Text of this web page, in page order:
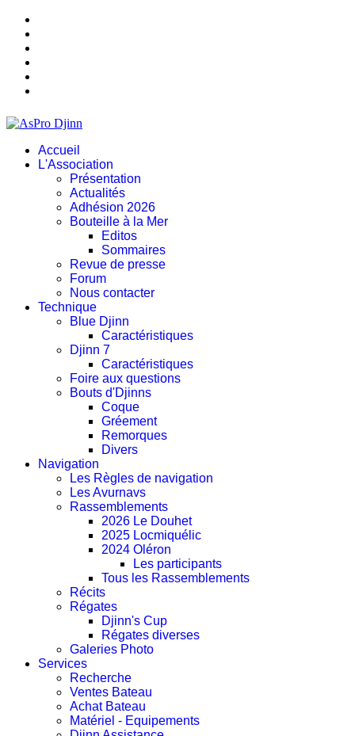
Accueil
L'Association
Présentation
Actualités
Adhésion 2026
Bouteille à la Mer
Editos
Sommaires
Revue de presse
Forum
Nous contacter
Technique
Blue Djinn
Caractéristiques
Djinn 7
Caractéristiques
Foire aux questions
Bouts d'Djinns
Coque
Gréement
Remorques
Divers
Navigation
Les Règles de navigation
Les Avurnavs
Rassemblements
2026 Le Douhet
2025 Locmiquélic
2024 Oléron
Les participants
Tous les Rassemblements
Récits
Régates
Djinn's Cup
Régates diverses
Galeries Photo
Services
Recherche
Ventes Bateau
Achat Bateau
Matériel - Equipements